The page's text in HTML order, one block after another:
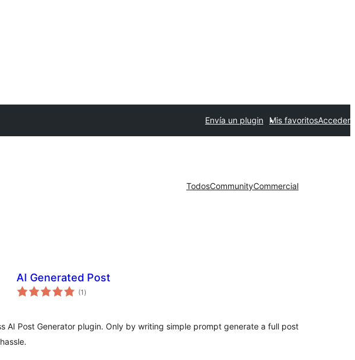
Envía un plugin Mis favoritosAcceder
TodosCommunityCommercial
AI Generated Post
(1 total
de
)
AI Post Generator plugin. Only by writing simple prompt generate a full post